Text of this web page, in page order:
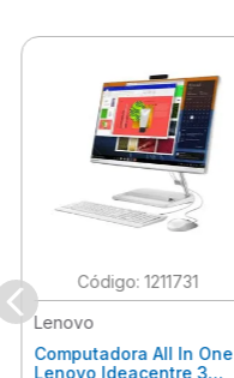
:1211731
Lenovo
Computadora All In One
Lenovo Ideacentre 3